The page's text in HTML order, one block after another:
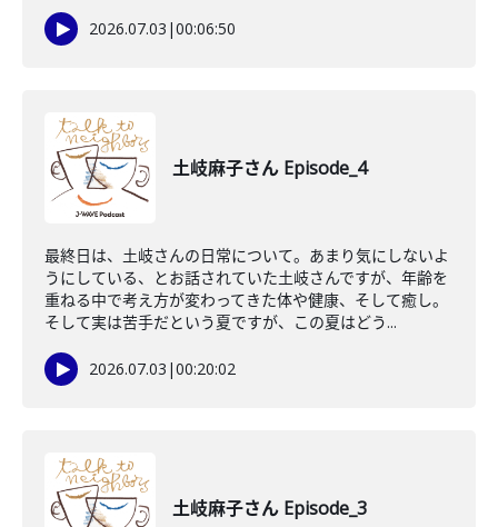
2026.07.03 |00:06:50
土岐麻子さん Episode_4
最終日は、土岐さんの日常について。あまり気にしないよ
うにしている、とお話されていた土岐さんですが、年齢を
重ねる中で考え方が変わってきた体や健康、そして癒し。
そして実は苦手だという夏ですが、この夏はどう...
2026.07.03 |00:20:02
土岐麻子さん Episode_3